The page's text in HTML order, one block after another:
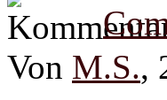
Von M.S.,